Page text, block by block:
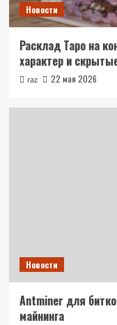
Новости
Расклад Таро на
характер и
raz 22 мая 2026
Новости
Antminer для
майнинга